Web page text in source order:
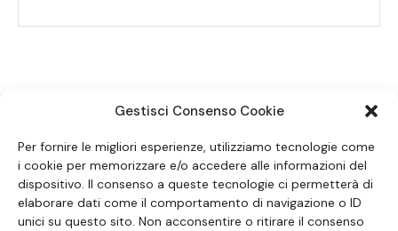
Gestisci Consenso Cookie
Per fornire le migliori esperienze, utilizziamo tecnologie come
i cookie per memorizzare e/o accedere alle informazioni del
dispositivo. Il consenso a queste tecnologie ci permetterà di
elaborare dati come il comportamento di navigazione o ID
unici su questo sito. Non acconsentire o ritirare il consenso
SEGUICI SUI SOCIAL